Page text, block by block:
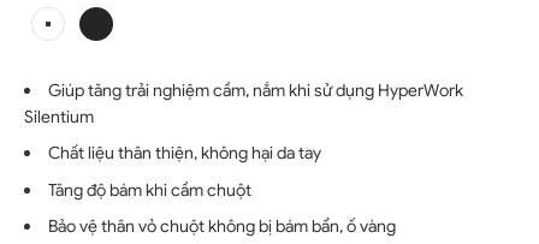
Trắng Đen
Giúp tăng trải nghiệm cầm, nắm khi sử dụng HyperWork
Silentium
Chất liệu thân thiện, không hại da tay
Tăng độ bám khi cầm chuột
Bảo vệ thân vỏ chuột không bị bám bẩn, ố vàng